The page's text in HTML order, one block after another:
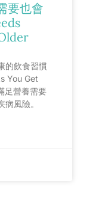
要也會
的飲食習慣
You Get
足營養需要
風險。